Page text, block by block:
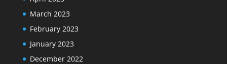
March 2023
February 2023
January 2023
December 2022